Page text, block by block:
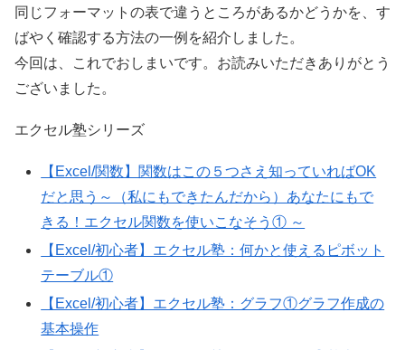
同じフォーマットの表で違うところがあるかどうかを、す
ばやく確認する方法の一例を紹介しました。
今回は、これでおしまいです。お読みいただきありがとう
ございました。
エクセル塾シリーズ
【Excel/関数】関数はこの５つさえ知っていればOK
だと思う～（私にもできたんだから）あなたにもで
きる！エクセル関数を使いこなそう① ～
【Excel/初心者】エクセル塾：何かと使えるピボット
テーブル①
【Excel/初心者】エクセル塾：グラフ①グラフ作成の
基本操作